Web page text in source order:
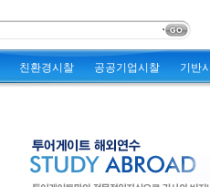
친환경시찰 공공기업시찰 기반